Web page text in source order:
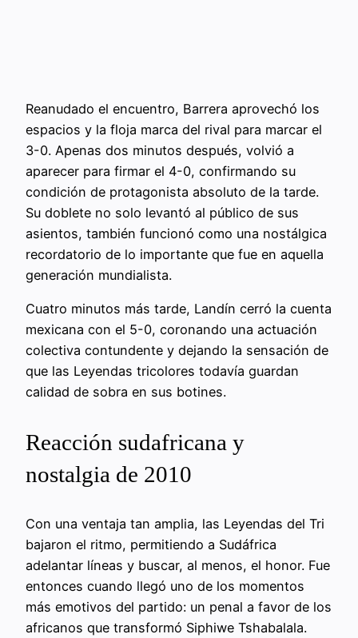
Reanudado el encuentro, Barrera aprovechó los
espacios y la floja marca del rival para marcar el
3-0. Apenas dos minutos después, volvió a
aparecer para firmar el 4-0, confirmando su
condición de protagonista absoluto de la tarde.
Su doblete no solo levantó al público de sus
asientos, también funcionó como una nostálgica
recordatorio de lo importante que fue en aquella
generación mundialista.
Cuatro minutos más tarde, Landín cerró la cuenta
mexicana con el 5-0, coronando una actuación
colectiva contundente y dejando la sensación de
que las Leyendas tricolores todavía guardan
calidad de sobra en sus botines.
Reacción sudafricana y
nostalgia de 2010
Con una ventaja tan amplia, las Leyendas del Tri
bajaron el ritmo, permitiendo a Sudáfrica
adelantar líneas y buscar, al menos, el honor. Fue
entonces cuando llegó uno de los momentos
más emotivos del partido: un penal a favor de los
africanos que transformó Siphiwe Tshabalala.